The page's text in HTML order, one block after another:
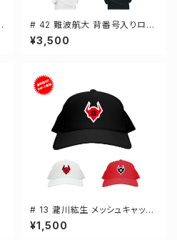
# 42 難波航大 背番号入りロゴ
ドライTシャツ 長袖 選手還元 3
カラー S-5Lサイズ 000304
¥3,500
# 13 瀧川紘生 メッシュキャップ
選手還元 3カラー 000700
¥1,500